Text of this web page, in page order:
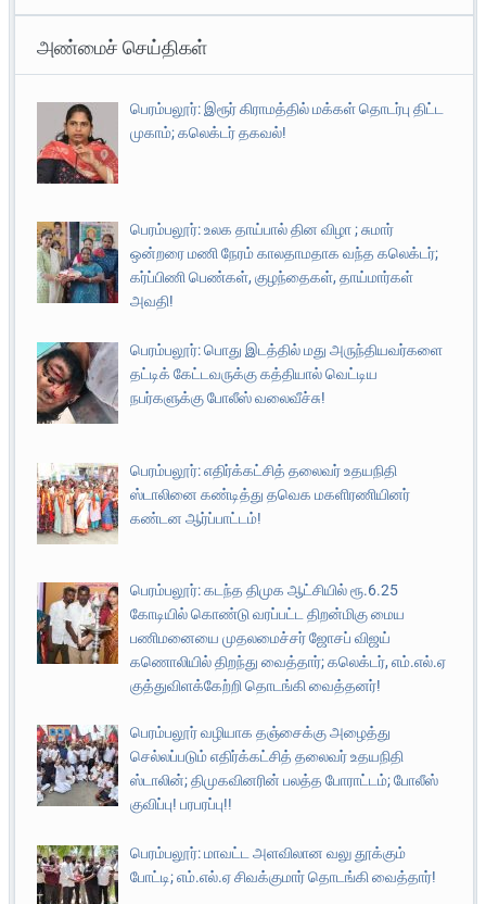
அண்மைச் செய்திகள்
பெரம்பலூர்: இரூர் கிராமத்தில் மக்கள் தொடர்பு திட்ட
முகாம்; கலெக்டர் தகவல்!
பெரம்பலூர்: உலக தாய்பால் தின விழா ; சுமார்
ஒன்றரை மணி நேரம் காலதாமதாக வந்த கலெக்டர்;
கர்ப்பிணி பெண்கள், குழந்தைகள், தாய்மார்கள்
அவதி!
பெரம்பலூர்: பொது இடத்தில் மது அருந்தியவர்களை
தட்டிக் கேட்டவருக்கு கத்தியால் வெட்டிய
நபர்களுக்கு போலீஸ் வலைவீச்சு!
பெரம்பலூர்: எதிர்க்கட்சித் தலைவர் உதயநிதி
ஸ்டாலினை கண்டித்து தவெக மகளிரணியினர்
கண்டன ஆர்ப்பாட்டம்!
பெரம்பலூர்: கடந்த திமுக ஆட்சியில் ரூ.6.25
கோடியில் கொண்டு வரப்பட்ட திறன்மிகு மைய
பணிமனையை முதலமைச்சர் ஜோசப் விஜய்
கணொலியில் திறந்து வைத்தார்; கலெக்டர், எம்.எல்.ஏ
குத்துவிளக்கேற்றி தொடங்கி வைத்தனர்!
பெரம்பலூர் வழியாக தஞ்சைக்கு அழைத்து
செல்லப்படும் எதிர்க்கட்சித் தலைவர் உதயநிதி
ஸ்டாலின்; திமுகவினரின் பலத்த போராட்டம்; போலீஸ்
குவிப்பு! பரபரப்பு!!
பெரம்பலூர்: மாவட்ட அளவிலான வலு தூக்கும்
போட்டி; எம்.எல்.ஏ சிவக்குமார் தொடங்கி வைத்தார்!